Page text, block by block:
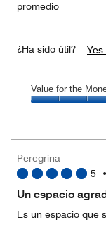
promedio
¿Ha sido útil? Yes
Value for the
3
out
Peregrina
5
Un espacio
Es un espacio que